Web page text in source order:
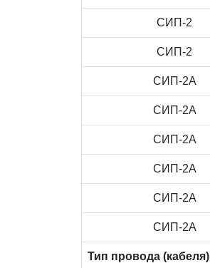
СИП-2
СИП-2
СИП-2А
СИП-2А
СИП-2А
СИП-2А
СИП-2А
СИП-2А
Тип провода (кабеля)